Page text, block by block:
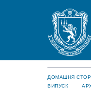
ДОМАШНЯ
ВИПУСК